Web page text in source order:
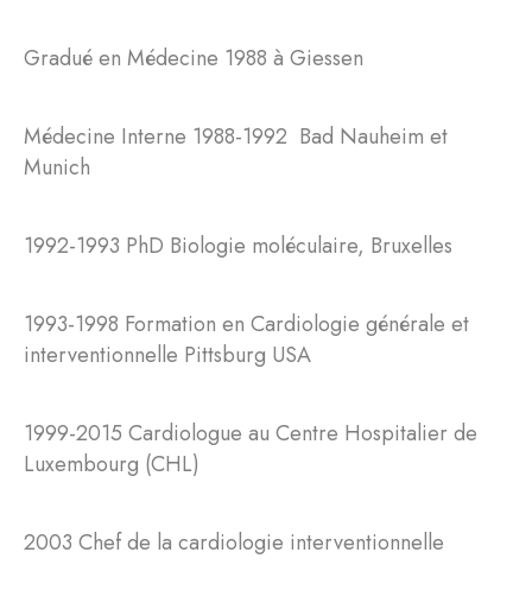
Gradué en Médecine 1988 à Giessen
Médecine Interne 1988-1992 Bad Nauheim et
Munich
1992-1993 PhD Biologie moléculaire, Bruxelles
1993-1998 Formation en Cardiologie générale et
interventionnelle Pittsburg USA
1999-2015 Cardiologue au Centre Hospitalier de
Luxembourg (CHL)
2003 Chef de la cardiologie interventionnelle